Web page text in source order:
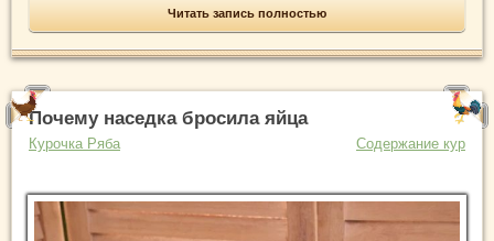
Читать запись полностью
Почему наседка бросила яйца
Курочка Ряба Содержание кур